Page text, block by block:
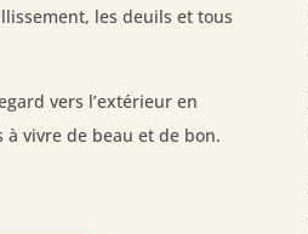
les deuils et tous
vers l’extérieur en
à vivre de beau et de bon.